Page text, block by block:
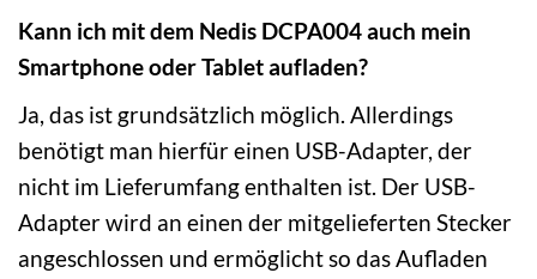
Kann ich mit dem Nedis DCPA004 auch mein
Smartphone oder Tablet aufladen?
Ja, das ist grundsätzlich möglich. Allerdings
benötigt man hierfür einen USB-Adapter, der
nicht im Lieferumfang enthalten ist. Der USB-
Adapter wird an einen der mitgelieferten Stecker
angeschlossen und ermöglicht so das Aufladen